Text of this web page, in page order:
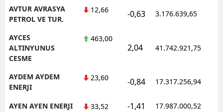
AVTUR AVRASYA
PETROL VE TUR.
12,66 -0,63 3.176.639,65
AYCES
ALTINYUNUS
CESME
463,00
2,04 41.742.921,75
AYDEM AYDEM
ENERJI
23,60 -0,84 17.317.256,94
AYEN AYEN ENERJI 33,52 -1,41 17.987.000,52